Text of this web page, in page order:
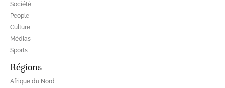
Société
People
Culture
Médias
Sports
Régions
Afrique du Nord